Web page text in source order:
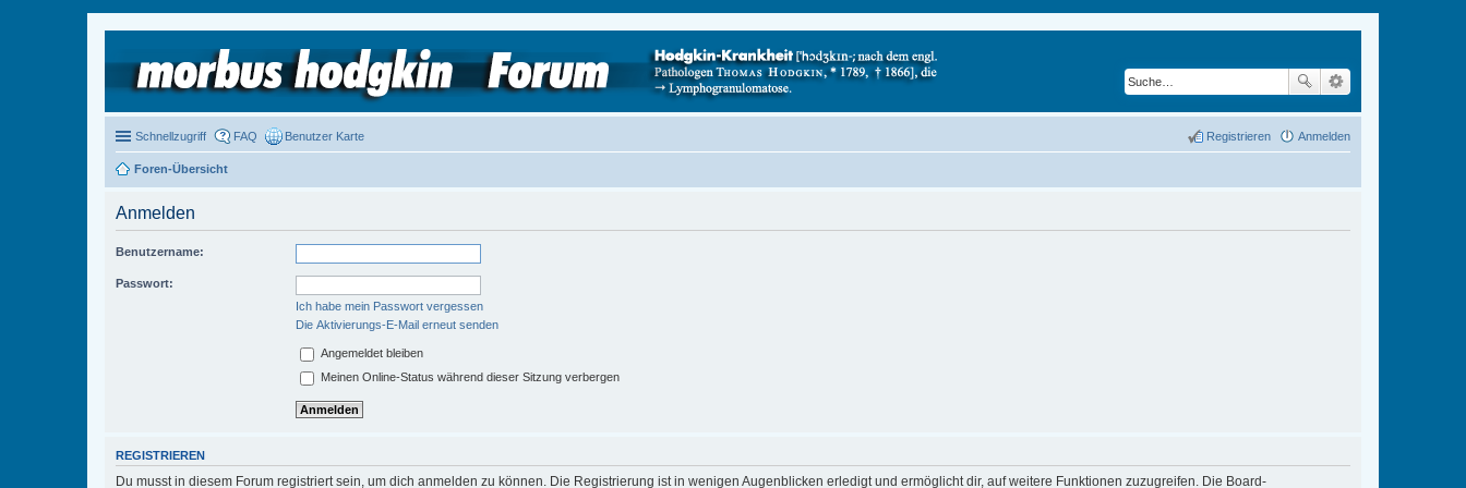
Schnellzugriff FAQ Benutzer Karte Anmelden
Registrieren
Foren-Übersicht
Anmelden
Benutzername:
Passwort:
Ich habe mein Passwort vergessen
Die Aktivierungs-E-Mail erneut senden
Angemeldet bleiben
Meinen Online-Status während dieser Sitzung verbergen
REGISTRIEREN
Du musst in diesem Forum registriert sein, um dich anmelden zu können. Die Registrierung ist in wenigen Augenblicken erledigt und ermöglicht dir, auf weitere Funktionen zuzugreifen. Die Board-